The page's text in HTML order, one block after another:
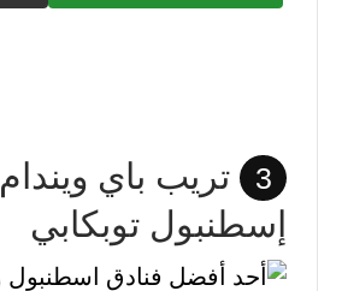
3
تريب باي ويندام
إسطنبول توبكابي